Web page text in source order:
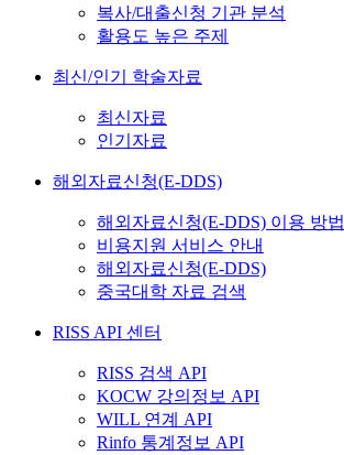
복사/대출신청 기관 분석
활용도 높은 주제
최신/인기 학술자료
최신자료
인기자료
해외자료신청(E-DDS)
해외자료신청(E-DDS) 이용 방법
비용지원 서비스 안내
해외자료신청(E-DDS)
중국대학 자료 검색
RISS API 센터
RISS 검색 API
KOCW 강의정보 API
WILL 연계 API
Rinfo 통계정보 API